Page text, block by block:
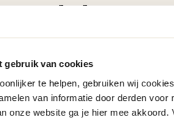
gebruik van cookies
te helpen, gebruiken wij
van informatie door derden voor
onze website ga je hier mee akkoord.
programma vtwonen
op je huis' niet? We
de mooiste woon-,